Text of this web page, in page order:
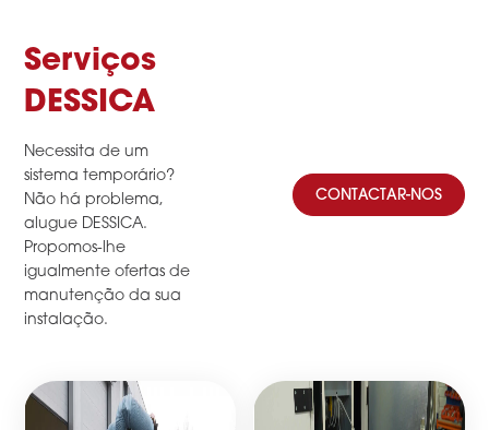
Serviços
DESSICA
Necessita de um
sistema temporário?
Não há problema,
alugue DESSICA.
Propomos-lhe
igualmente ofertas de
manutenção da sua
instalação.
CONTACTAR-NOS